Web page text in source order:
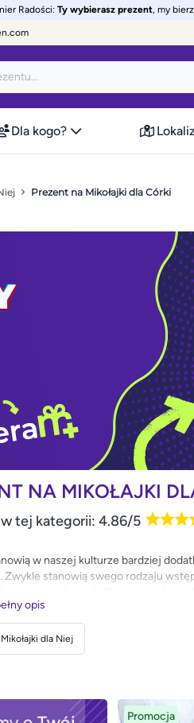
Radości: Ty wybierasz prezent, my
Dla kogo?
Prezent na Mikołajki dla Córki
NA MIKOŁAJKI
tej kategorii: 4.86/5
w naszej kulturze bardziej
Zwykle stanowią swego rodzaju
jestem za kultywowaniem tej
korzystać z każdej okazji do
opis
dla Niej
Promocja